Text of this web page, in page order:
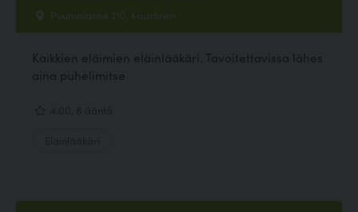
Puumalantie 210, Kaustinen
Kaikkien eläimien eläinlääkäri. Tavoitettavissa lähes
aina puhelimitse